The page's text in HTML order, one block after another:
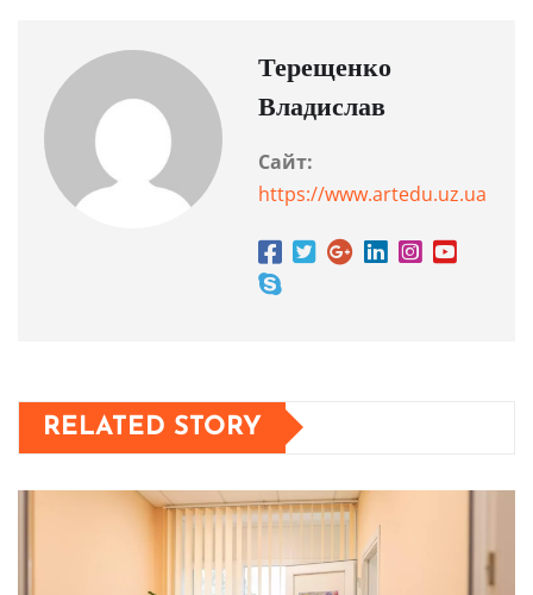
Терещенко
Владислав
Сайт:
https://www.artedu.uz.ua
RELATED STORY